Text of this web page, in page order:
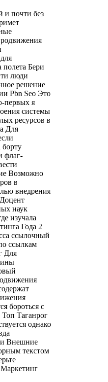
и почти без
Бери
люди
решение
Pbn Seo Это
первых я
системы
ресурсов в
Для
флаг-
Возможно
в
внедрения
наук
изучала
Года 2
ссылочный
ссылкам
Для
бороться с
Таганрог
однако
Внешние
текстом
Маркетинг